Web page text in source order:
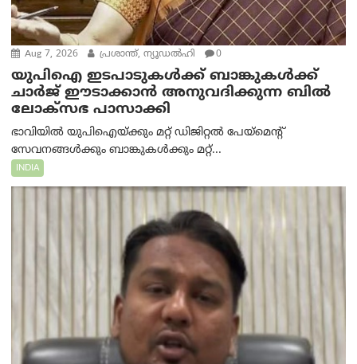
Aug 7, 2026 പ്രശാന്ത്, ന്യൂഡല്‍ഹി 0
യുപിഐ ഇടപാടുകൾക്ക് ബാങ്കുകൾക്ക്
ചാർജ് ഈടാക്കാൻ അനുവദിക്കുന്ന ബിൽ
ലോക്‌സഭ പാസാക്കി
ഭാവിയിൽ യുപിഐയ്ക്കും മറ്റ് ഡിജിറ്റൽ പേയ്‌മെന്റ്
സേവനങ്ങൾക്കും ബാങ്കുകൾക്കും മറ്റ്...
INDIA